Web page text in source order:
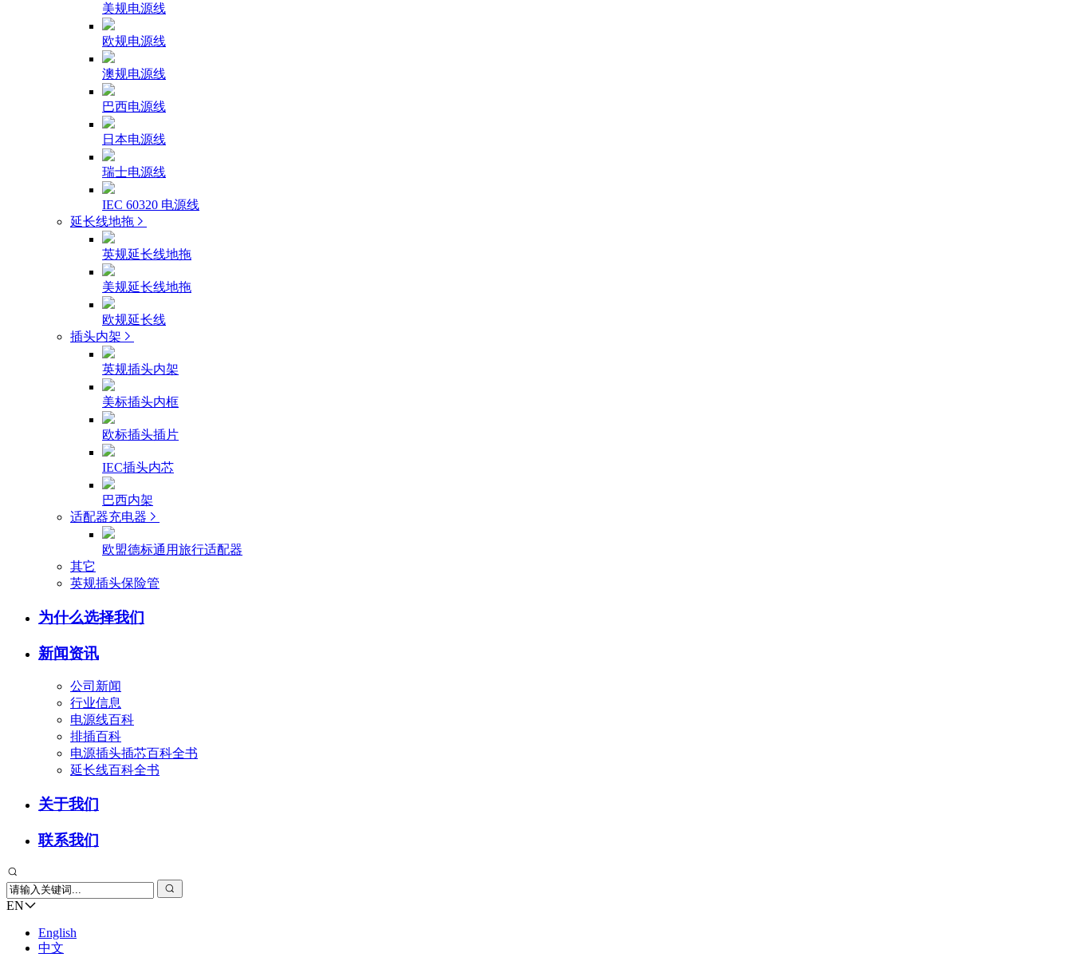
美规电源线
欧规电源线
澳规电源线
巴西电源线
日本电源线
瑞士电源线
IEC 60320 电源线
延长线地拖
英规延长线地拖
美规延长线地拖
欧规延长线
插头内架
英规插头内架
美标插头内框
欧标插头插片
IEC插头内芯
巴西内架
适配器充电器
欧盟德标通用旅行适配器
其它
英规插头保险管
为什么选择我们
新闻资讯
公司新闻
行业信息
电源线百科
排插百科
电源插头插芯百科全书
延长线百科全书
关于我们
联系我们
EN
English
中文